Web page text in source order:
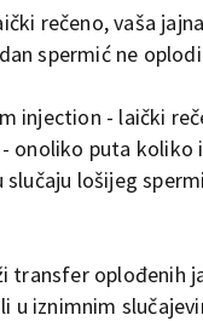
rečeno, vaša
spermić ne
injection - laički
onoliko puta
lošijeg
transfer oplođenih
u iznimnim